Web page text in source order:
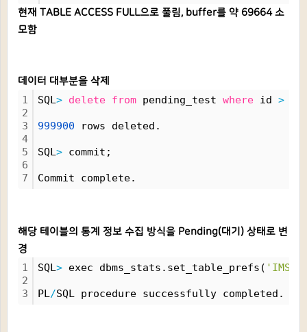
현재 TABLE ACCESS FULL으로 풀림, buffer를 약 69664 소
모함
데이터 대부분을 삭제
1
2
3
4
5
6
7
SQL> delete from pending_test where id >
999900 rows deleted.
SQL> commit;
Commit complete.
해당 테이블의 통계 정보 수집 방식을 Pending(대기) 상태로 변
경
1
2
3
SQL> exec dbms_stats.set_table_prefs( 'IMSI'
PL/SQL procedure successfully completed.